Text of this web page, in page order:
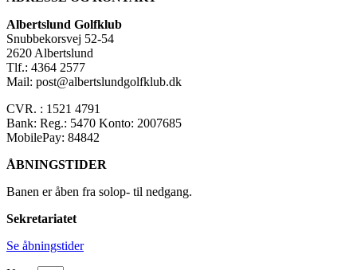
Albertslund Golfklub
Snubbekorsvej 52-54
2620 Albertslund
Tlf.: 4364 2577
Mail: post@albertslundgolfklub.dk
CVR. : 1521 4791
Bank: Reg.: 5470 Konto: 2007685
MobilePay: 84842
ÅBNINGSTIDER
Banen er åben fra solop- til nedgang.
Sekretariatet
Se åbningstider